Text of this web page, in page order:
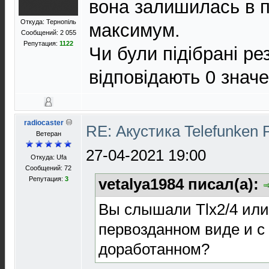
Откуда: Тернопіль
Сообщений: 2 055
Репутация: 1122
вона залишилась в
максимум.
Чи були підібрані
відповідають 0
radiocaster
Ветеран
Откуда: Ufa
Сообщений: 72
Репутация: 3
RE: Акустика
27-04-2021 19:00
vetalya1984 писал(а):
Вы слышали Tlx2/4
первозданном виде и
доработанном?